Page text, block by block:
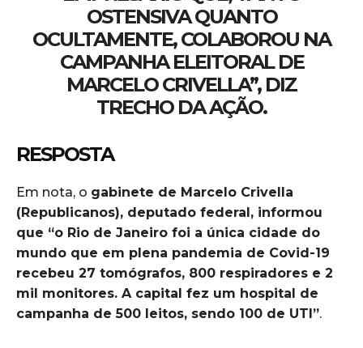
OSTENSIVA QUANTO
OCULTAMENTE, COLABOROU NA
CAMPANHA ELEITORAL DE
MARCELO CRIVELLA”, DIZ
TRECHO DA AÇÃO.
RESPOSTA
Em nota, o gabinete de Marcelo Crivella
(Republicanos), deputado federal, informou
que “o Rio de Janeiro foi a única cidade do
mundo que em plena pandemia de Covid-19
recebeu 27 tomógrafos, 800 respiradores e 2
mil monitores. A capital fez um hospital de
campanha de 500 leitos, sendo 100 de UTI”.